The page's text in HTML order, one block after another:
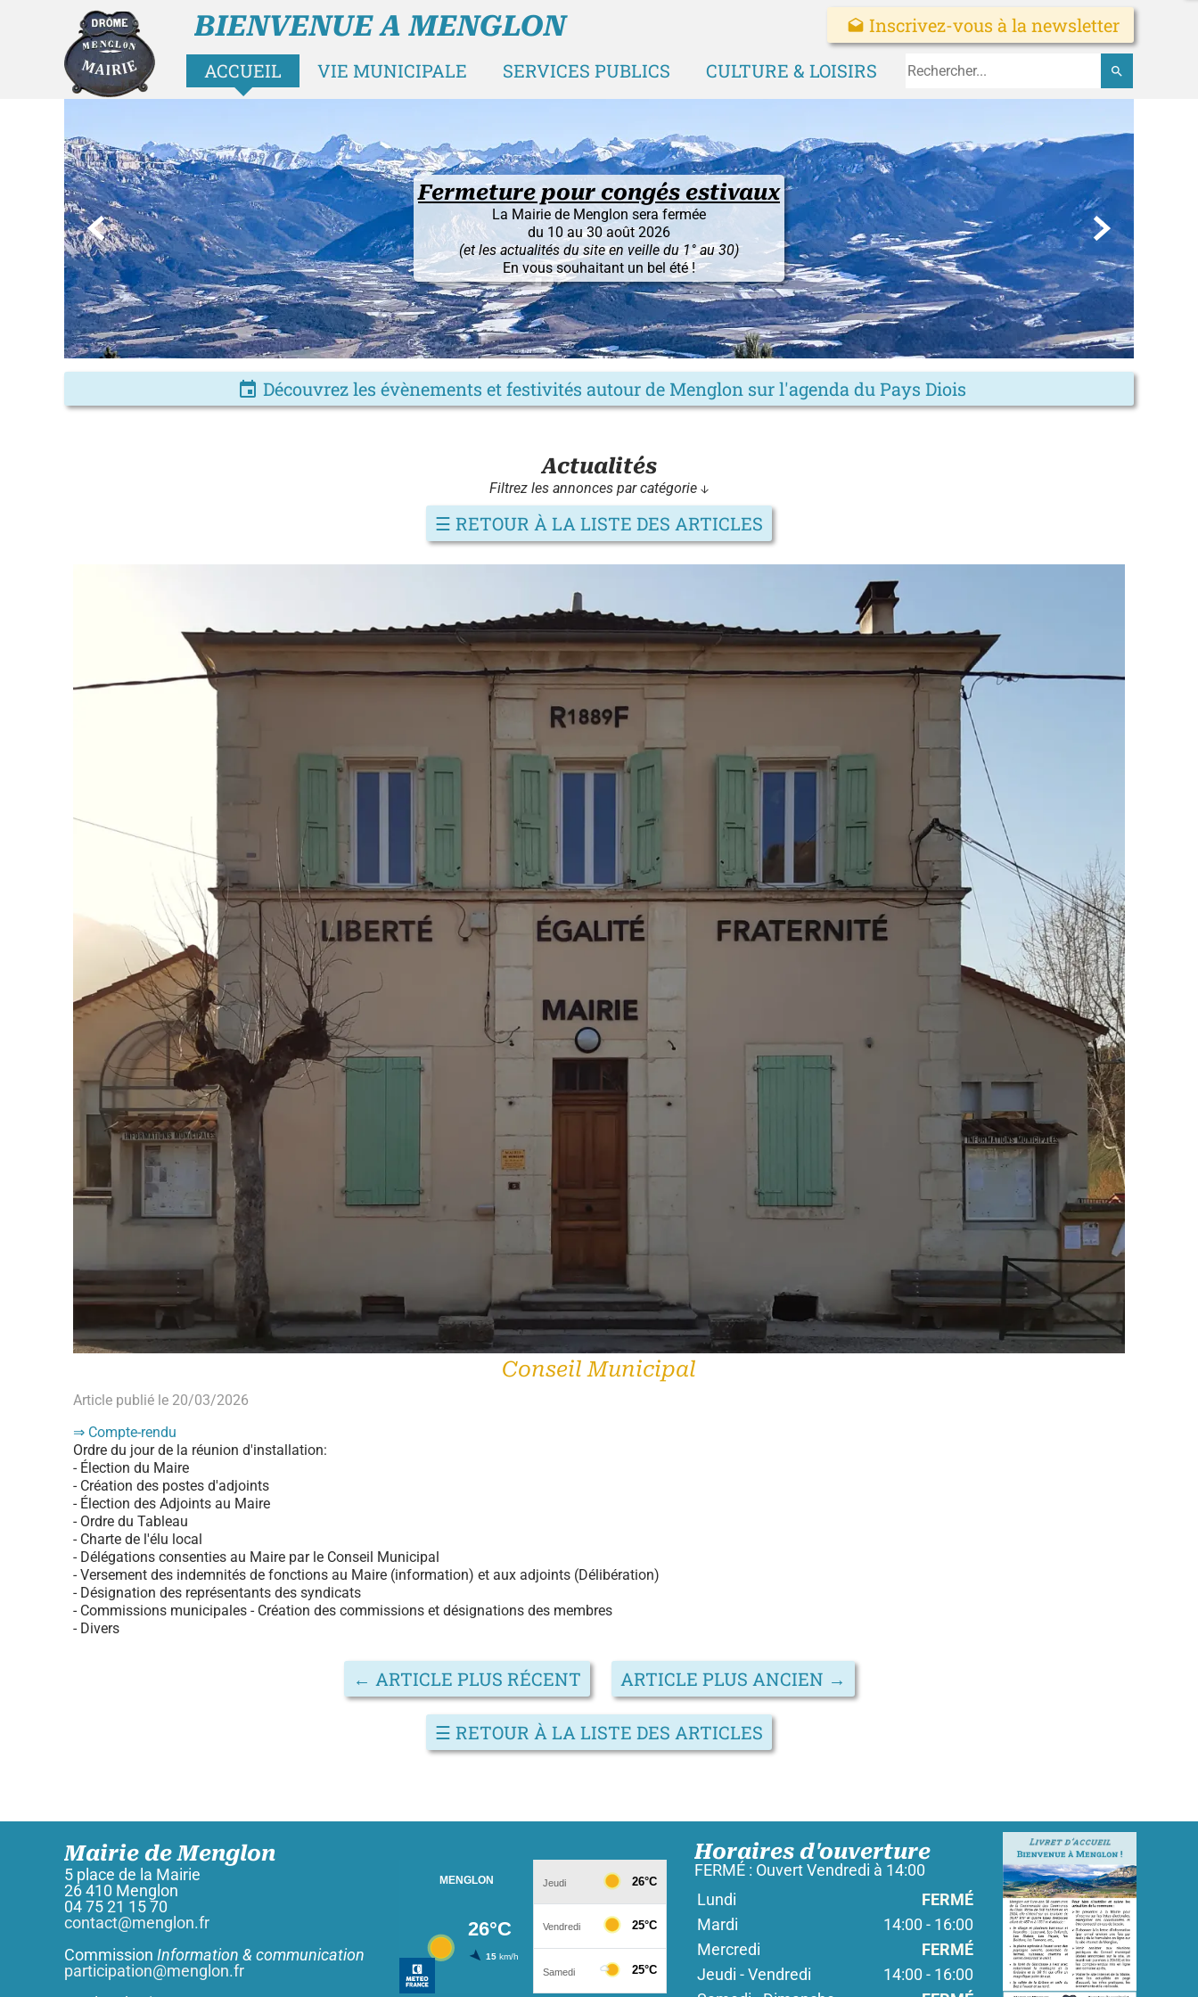
search
Mairie de Menglon
5 place de la Mairie
26 410 Menglon
04 75 21 15 70
contact@menglon.fr
Commission Information & communication
participation@menglon.fr
ACCUEIL VIE MUNICIPALE SERVICES PUBLICS CULTURE & LOISIRS
BIENVENUE A MENGLON
Horaires d'ouverture
FERMÉ : Ouvert Vendredi à 14:00
Lundi
FERMÉ
Mardi
14:00 - 16:00
Mercredi
FERMÉ
Jeudi - Vendredi
14:00 - 16:00
drafts Inscrivez-vous à la newsletter
Fermeture pour congés estivaux
La Mairie de Menglon sera fermée
du 10 au 30 août 2026
(et les actualités du site en veille du 1° au 30)
En vous souhaitant un bel été !
 
insert_invitation Découvrez les évènements et festivités autour de Menglon sur l'agenda du Pays Diois
Actualités
Filtrez les annonces par catégorie ↓
☰ RETOUR À LA LISTE DES ARTICLES
Conseil Municipal
Article publié le 20/03/2026
⇒ Compte-rendu
Ordre du jour de la réunion d'installation:
- Élection du Maire
- Création des postes d'adjoints
- Élection des Adjoints au Maire
- Ordre du Tableau
- Charte de l'élu local
- Délégations consenties au Maire par le Conseil Municipal
- Versement des indemnités de fonctions au Maire (information) et aux adjoints (Délibération)
- Désignation des représentants des syndicats
- Commissions municipales - Création des commissions et désignations des membres
- Divers
← ARTICLE PLUS RÉCENT ARTICLE PLUS ANCIEN →
☰ RETOUR À LA LISTE DES ARTICLES